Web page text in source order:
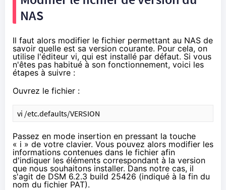
NAS
Il faut alors modifier le fichier permettant au NAS de
savoir quelle est sa version courante. Pour cela, on
utilise l'éditeur vi, qui est installé par défaut. Si vous
n'êtes pas habitué à son fonctionnement, voici les
étapes à suivre :
Ouvrez le fichier :
vi /etc.defaults/VERSION
Passez en mode insertion en pressant la touche
« i » de votre clavier. Vous pouvez alors modifier les
informations contenues dans le fichier afin
d'indiquer les éléments correspondant à la version
que nous souhaitons installer. Dans notre cas, il
s'agit de DSM 6.2.3 build 25426 (indiqué à la fin du
nom du fichier PAT).